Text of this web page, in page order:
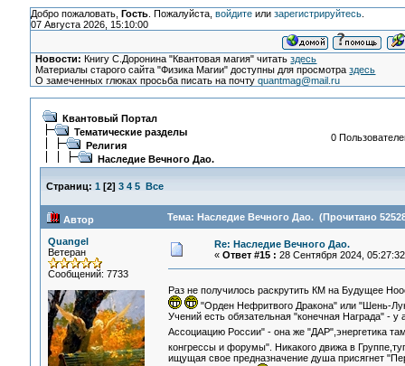
Добро пожаловать, Гость. Пожалуйста, войдитеили зарегистрируйтесь.
07 Августа 2026, 15:10:00
Новости: Книгу С.Доронина "Квантовая магия" читатьздесь
Материалы старого сайта "Физика Магии" доступны для просмотраздесь
О замеченных глюках просьба писать на почтуquantmag@mail.ru
Квантовый Портал
Тематические разделы
Религия
Наследие Вечного Дао.
0
Страниц: 1 [2] 3 4 5 Все
Автор Тема: Наследие Вечного Дао. (Прочитано
Quangel
Ветеран
Сообщений: 7733
Re: Наследие Вечного Дао.
« Ответ #15 : 28 Сентября 2024,
Раз не получилось раскрутить КМ на Будущее
"Орден Нефритвого Дракона" или "Шень-
Учений есть обязательная "конечная Награда" -
Ассоциацию России" - она же "ДАР",энергетика
конгрессы и форумы". Никакого движа в
ищущая свое предназначение душа присягнет